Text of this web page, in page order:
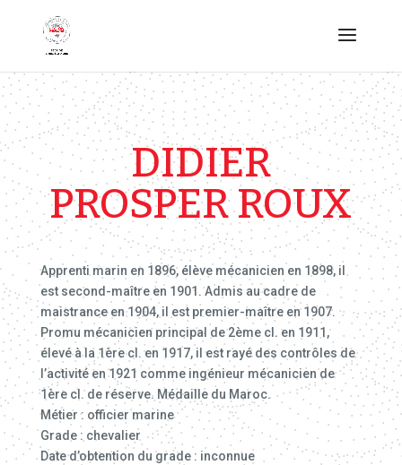
DIDIER
PROSPER ROUX
Apprenti marin en 1896, élève mécanicien en 1898, il
est second-maître en 1901. Admis au cadre de
maistrance en 1904, il est premier-maître en 1907.
Promu mécanicien principal de 2ème cl. en 1911,
élevé à la 1ère cl. en 1917, il est rayé des contrôles de
l’activité en 1921 comme ingénieur mécanicien de
1ère cl. de réserve. Médaille du Maroc.
Métier : officier marine
Grade : chevalier
Date d’obtention du grade : inconnue